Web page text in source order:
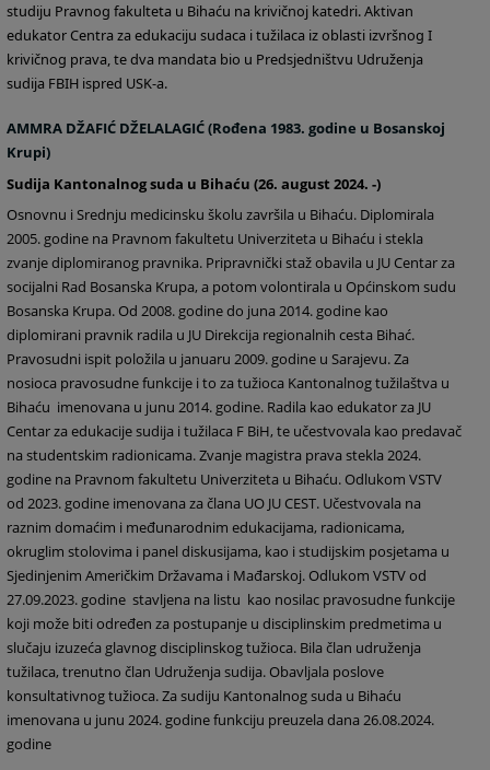
studiju Pravnog fakulteta u Bihaću na krivičnoj katedri. Aktivan
edukator Centra za edukaciju sudaca i tužilaca iz oblasti izvršnog I
krivičnog prava, te dva mandata bio u Predsjedništvu Udruženja
sudija FBIH ispred USK-a.
AMMRA DŽAFIĆ DŽELALAGIĆ (Rođena 1983. godine u Bosanskoj
Krupi)
Sudija Kantonalnog suda u Bihaću (26. august 2024. -)
Osnovnu i Srednju medicinsku školu završila u Bihaću. Diplomirala
2005. godine na Pravnom fakultetu Univerziteta u Bihaću i stekla
zvanje diplomiranog pravnika. Pripravnički staž obavila u JU Centar za
socijalni Rad Bosanska Krupa, a potom volontirala u Općinskom sudu
Bosanska Krupa. Od 2008. godine do juna 2014. godine kao
diplomirani pravnik radila u JU Direkcija regionalnih cesta Bihać.
Pravosudni ispit položila u januaru 2009. godine u Sarajevu. Za
nosioca pravosudne funkcije i to za tužioca Kantonalnog tužilaštva u
Bihaću imenovana u junu 2014. godine. Radila kao edukator za JU
Centar za edukacije sudija i tužilaca F BiH, te učestvovala kao predavač
na studentskim radionicama. Zvanje magistra prava stekla 2024.
godine na Pravnom fakultetu Univerziteta u Bihaću. Odlukom VSTV
od 2023. godine imenovana za člana UO JU CEST. Učestvovala na
raznim domaćim i međunarodnim edukacijama, radionicama,
okruglim stolovima i panel diskusijama, kao i studijskim posjetama u
Sjedinjenim Američkim Državama i Mađarskoj. Odlukom VSTV od
27.09.2023. godine stavljena na listu kao nosilac pravosudne funkcije
koji može biti određen za postupanje u disciplinskim predmetima u
slučaju izuzeća glavnog disciplinskog tužioca. Bila član udruženja
tužilaca, trenutno član Udruženja sudija. Obavljala poslove
konsultativnog tužioca. Za sudiju Kantonalnog suda u Bihaću
imenovana u junu 2024. godine funkciju preuzela dana 26.08.2024.
godine